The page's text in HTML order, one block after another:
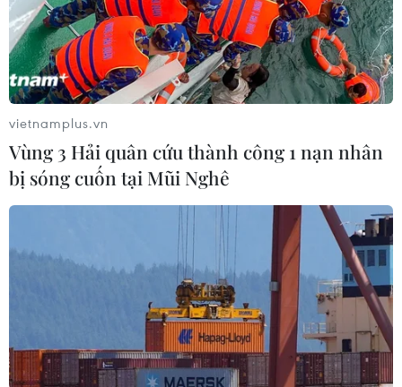
trên đường Bà Triệu; trong đó có vi khuẩn Salmonella,
Bacillus cereus và Staphylococcus aureus.
vietnamplus.vn
Vùng 3 Hải quân cứu thành công 1 nạn nhân
bị sóng cuốn tại Mũi Nghê